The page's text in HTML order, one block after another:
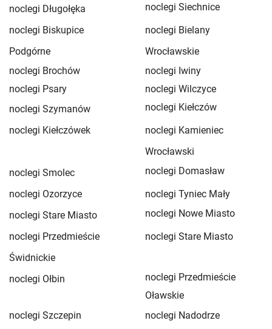
noclegi Długołęka
noclegi Siechnice
noclegi Biskupice
Podgórne
noclegi Bielany
Wrocławskie
noclegi Brochów
noclegi Iwiny
noclegi Psary
noclegi Wilczyce
noclegi Szymanów
noclegi Kiełczów
noclegi Kiełczówek
noclegi Kamieniec
Wrocławski
noclegi Smolec
noclegi Domasław
noclegi Ozorzyce
noclegi Tyniec Mały
noclegi Stare Miasto
noclegi Nowe Miasto
noclegi Przedmieście
Świdnickie
noclegi Stare Miasto
noclegi Ołbin
noclegi Przedmieście
Oławskie
noclegi Szczepin
noclegi Nadodrze